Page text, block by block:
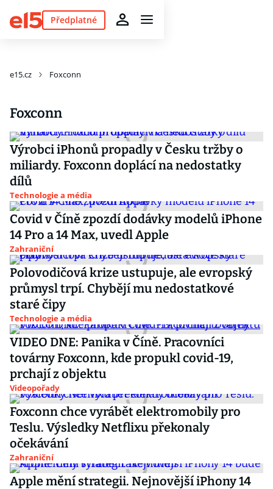
Předplatné
e15.cz Foxconn
Foxconn
Výrobci iPhonů propadly v Česku tržby o
miliardy. Foxconn doplácí na nedostatky
dílů
Technologie a média
Covid v Číně zpozdí dodávky modelů iPhone
14 Pro a 14 Max, uvedl Apple
Zahraniční
Polovodičová krize ustupuje, ale evropský
průmysl trpí. Chybějí mu nedostatkové
staré čipy
Technologie a média
VIDEO DNE: Panika v Číně. Pracovníci
továrny Foxconn, kde propukl covid-19,
prchají z objektu
Videopořady
Foxconn chce vyrábět elektromobily pro
Teslu. Výsledky Netflixu překonaly
očekávání
Zahraniční
Apple mění strategii. Nejnovější iPhony 14